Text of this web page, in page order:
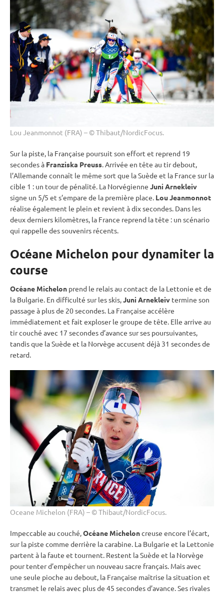
Lou Jeanmonnot (FRA) – © Thibaut/NordicFocus.
Sur la piste, la Française poursuit son effort et reprend 19
secondes à Franziska Preuss. Arrivée en tête au tirdebout,
l’Allemande connaît le même sort que la Suède et la France sur la
cible 1 : un tour de pénalité. La Norvégienne Juni Arnekleiv
signe un 5/5 et s’empare de la première place. Lou Jeanmonnot
réalise également le plein et revient à dix secondes. Dans les
deux derniers kilomètres, la France reprend la tête : un scénario
qui rappelle des souvenirs récents.
Océane Michelon pour dynamiter la
course
Océane Michelon prend le relaisau contact de la Lettonie et de
la Bulgarie. En difficulté sur les skis,Juni Arnekleiv termine son
passage à plus de 20 secondes. La Française accélère
immédiatement et fait exploser le groupe de tête. Elle arrive au
tircouché avec 17 secondes d’avance sur ses poursuivantes,
tandis que la Suède et la Norvège accusent déjà 31 secondes de
retard.
Oceane Michelon (FRA) – © Thibaut/NordicFocus.
Impeccable au couché,Océane Micheloncreuse encore l’écart,
sur la piste comme derrière lacarabine. La Bulgarie et la Lettonie
partent à la faute et tournent. Restent la Suède et la Norvège
pour tenter d’empêcher un nouveau sacre français. Mais avec
une seule pioche au debout, la Française maîtrise la situation et
transmet le relaisavec plus de 45 secondes d’avance. Ses rivales